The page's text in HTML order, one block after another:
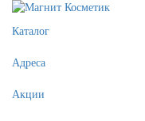
Каталог
Адреса
Акции